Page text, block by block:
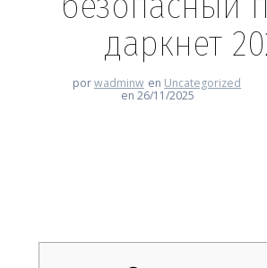
даркнет
porwadminw en Uncategorized
en 26/11/2025